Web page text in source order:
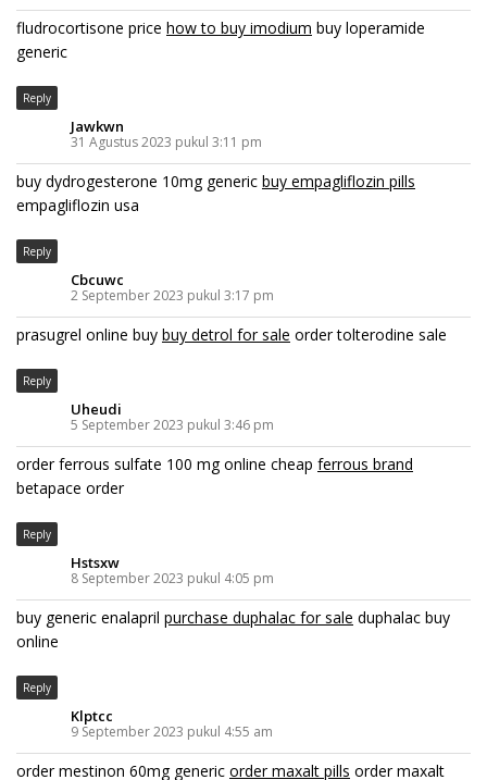
fludrocortisone price how to buy imodium buy loperamide
generic
Reply
Jawkwn
31 Agustus 2023 pukul 3:11 pm
buy dydrogesterone 10mg generic buy empagliflozin pills
empagliflozin usa
Reply
Cbcuwc
2 September 2023 pukul 3:17 pm
prasugrel online buy buy detrol for sale order tolterodine sale
Reply
Uheudi
5 September 2023 pukul 3:46 pm
order ferrous sulfate 100 mg online cheap ferrous brand
betapace order
Reply
Hstsxw
8 September 2023 pukul 4:05 pm
buy generic enalapril purchase duphalac for sale duphalac buy
online
Reply
Klptcc
9 September 2023 pukul 4:55 am
order mestinon 60mg generic order maxalt pills order maxalt